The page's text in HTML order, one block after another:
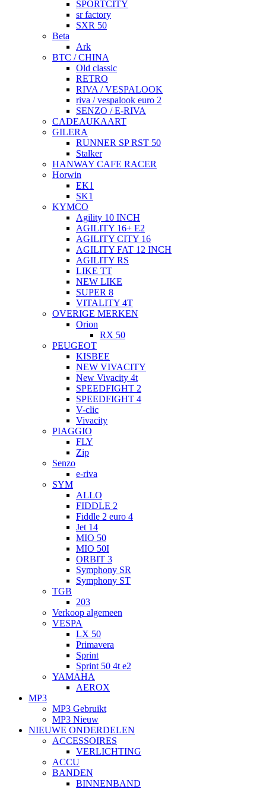
SPORTCITY
sr factory
SXR 50
Beta
Ark
BTC / CHINA
Old classic
RETRO
RIVA / VESPALOOK
riva / vespalook euro 2
SENZO / E-RIVA
CADEAUKAART
GILERA
RUNNER SP RST 50
Stalker
HANWAY CAFE RACER
Horwin
EK1
SK1
KYMCO
Agility 10 INCH
AGILITY 16+ E2
AGILITY CITY 16
AGILITY FAT 12 INCH
AGILITY RS
LIKE TT
NEW LIKE
SUPER 8
VITALITY 4T
OVERIGE MERKEN
Orion
RX 50
PEUGEOT
KISBEE
NEW VIVACITY
New Vivacity 4t
SPEEDFIGHT 2
SPEEDFIGHT 4
V-clic
Vivacity
PIAGGIO
FLY
Zip
Senzo
e-riva
SYM
ALLO
FIDDLE 2
Fiddle 2 euro 4
Jet 14
MIO 50
MIO 50I
ORBIT 3
Symphony SR
Symphony ST
TGB
203
Verkoop algemeen
VESPA
LX 50
Primavera
Sprint
Sprint 50 4t e2
YAMAHA
AEROX
MP3
MP3 Gebruikt
MP3 Nieuw
NIEUWE ONDERDELEN
ACCESSOIRES
VERLICHTING
ACCU
BANDEN
BINNENBAND